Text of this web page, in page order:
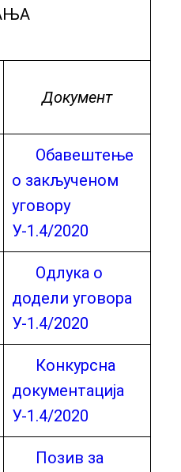
Документ
Обавештење
о закљученом
уговору
У-1.4/2020
Одлука о
додели уговора
У-1.4/2020
Конкурсна
документација
У-1.4/2020
Позив за